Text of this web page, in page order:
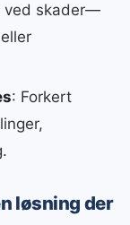
ved skader—
: Forkert
løsning der